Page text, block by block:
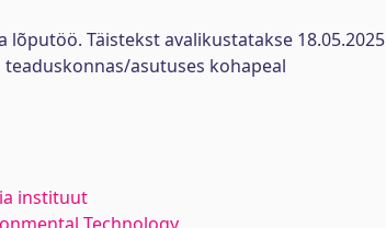
Täistekst avalikustatakse 18.05.2025
asutuses kohapeal
instituut